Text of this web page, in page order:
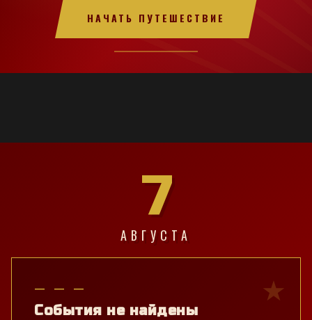
НАЧАТЬ ПУТЕШЕСТВИЕ
7
АВГУСТА
— — —
События не найдены